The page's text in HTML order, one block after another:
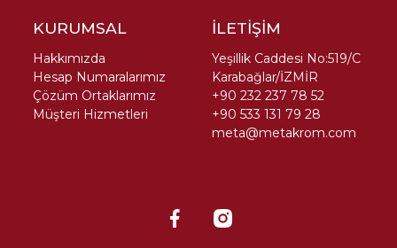
KURUMSAL
Hakkımızda
Hesap Numaralarımız
Çözüm Ortaklarımız
Müşteri Hizmetleri
İLETİŞİM
Yeşillik Caddesi No:519/C
Karabağlar/İZMİR
+90 232 237 78 52
+90 533 131 79 28
meta@metakrom.com